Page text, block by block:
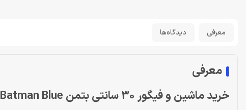
معرفی دیدگاه‌ها
معرفی
خرید ماشین و فیگور 30 سانتی بتمن Batmobile Batman Blue